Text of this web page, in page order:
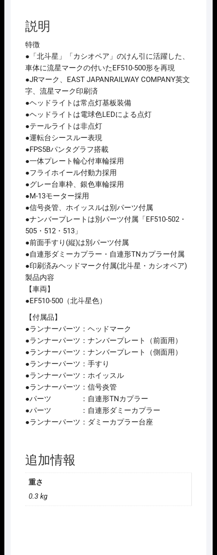
説明
特徴
●「北斗星」「カシオペア」のけん引に活躍した、
車体に流星マークの付いたEF510-500形を再現
●JRマーク、EAST JAPANRAILWAY COMPANY英文
字、流星マーク印刷済
●ヘッドライトは常点灯基板装備
●ヘッドライトは電球色LEDによる点灯
●テールライトは非点灯
●運転台シースルー表現
●FPS5Bパンタグラフ搭載
●一体プレート輪心付車輪採用
●フライホイール付動力採用
●グレー台車枠、銀色車輪採用
●M-13モーター採用
●信号炎管、ホイッスルは別パーツ付属
●ナンバープレートは別パーツ付属「EF510-502・
505・512・513」
●前面手すり(縦)は別パーツ付属
●自連形ダミーカプラー・自連形TNカプラー付属
●印刷済みヘッドマーク付属(北斗星・カシオペア)
製品内容
【車両】
●EF510-500（北斗星色）
【付属品】
●ランナーパーツ：ヘッドマーク
●ランナーパーツ：ナンバープレート（前面用）
●ランナーパーツ：ナンバープレート（側面用）
●ランナーパーツ：手すり
●ランナーパーツ：ホイッスル
●ランナーパーツ：信号炎管
●パーツ ：自連形TNカプラー
●パーツ ：自連形ダミーカプラー
●ランナーパーツ：ダミーカプラー台座
追加情報
重さ
0.3 kg